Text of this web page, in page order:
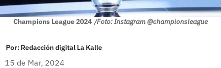
Champions League 2024 /Foto: Instagram @championsleague
Por: Redacción digital La Kalle
15 de Mar, 2024